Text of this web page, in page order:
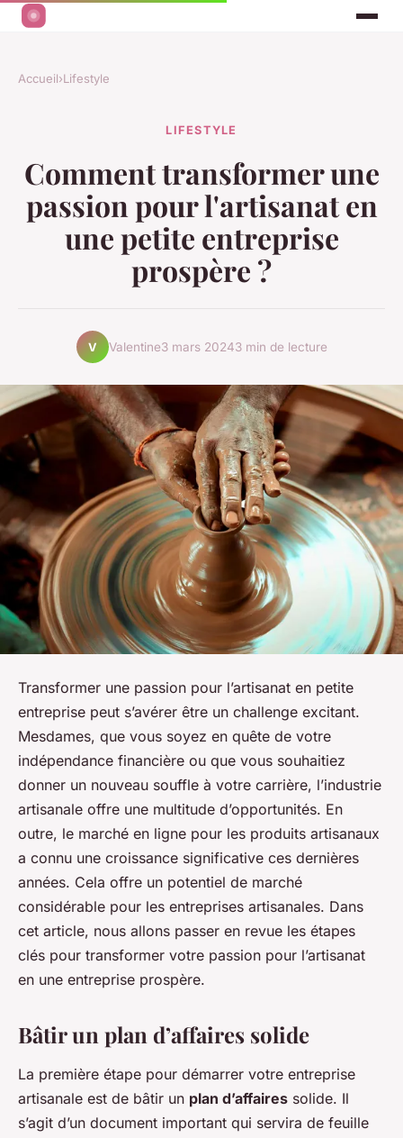
Accueil›Lifestyle
LIFESTYLE
Comment transformer une
passion pour l'artisanat en
une petite entreprise
prospère ?
V Valentine3 mars 20243 min de lecture
Transformer une passion pour l’artisanat en petite
entreprise peut s’avérer être un challenge excitant.
Mesdames, que vous soyez en quête de votre
indépendance financière ou que vous souhaitiez
donner un nouveau souffle à votre carrière, l’industrie
artisanale offre une multitude d’opportunités. En
outre, le marché en ligne pour les produits artisanaux
a connu une croissance significative ces dernières
années. Cela offre un potentiel de marché
considérable pour les entreprises artisanales. Dans
cet article, nous allons passer en revue les étapes
clés pour transformer votre passion pour l’artisanat
en une entreprise prospère.
Bâtir un plan d’affaires solide
La première étape pour démarrer votre entreprise
artisanale est de bâtir un plan d’affaires solide. Il
s’agit d’un document important qui servira de feuille